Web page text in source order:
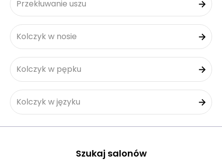
Przekłuwanie uszu
Kolczyk w nosie
Kolczyk w pępku
Kolczyk w języku
Szukaj salonów